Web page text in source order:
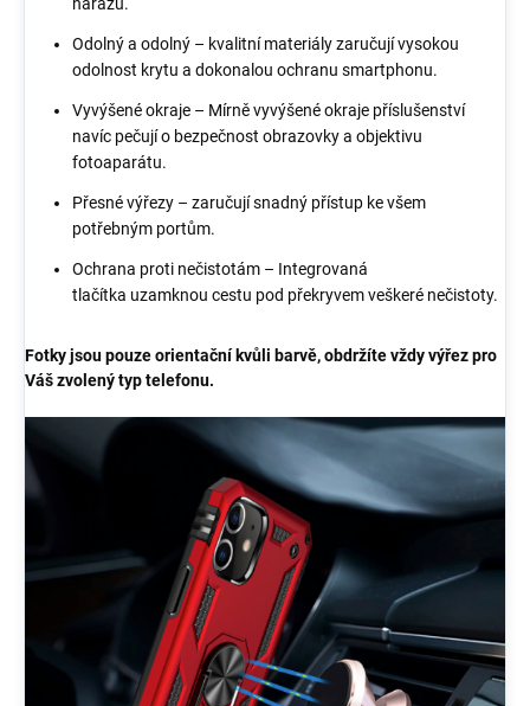
Odolný a odolný – kvalitní materiály zaručují vysokou
odolnost krytu a dokonalou ochranu smartphonu.
Vyvýšené okraje – Mírně vyvýšené okraje příslušenství
navíc pečují o bezpečnost obrazovky a objektivu
fotoaparátu.
Přesné výřezy – zaručují snadný přístup ke všem
potřebným portům.
Ochrana proti nečistotám – Integrovaná
tlačítka uzamknou cestu pod překryvem veškeré nečistoty.
Fotky jsou pouze orientační kvůli barvě, obdržíte vždy výřez pro
Váš zvolený typ telefonu.